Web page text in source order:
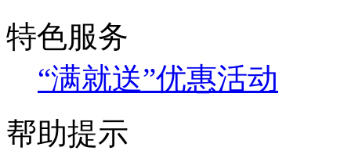
特色服务
“满就送”优惠活动
帮助提示